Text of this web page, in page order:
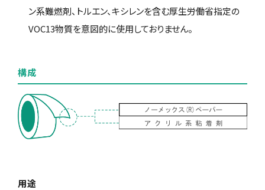
ン系難燃剤、トルエン、キシレンを含む厚生労働省指定の
VOC13物質を意図的に使用しておりません。
構成
用途